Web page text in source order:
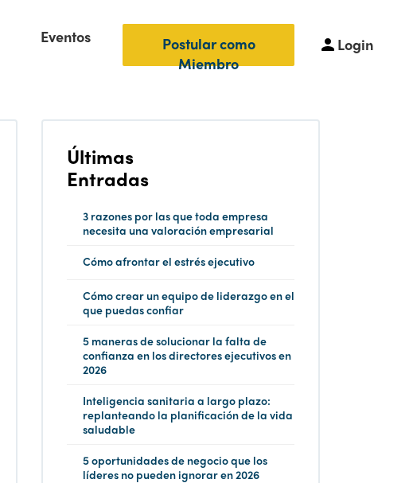
Eventos
Postular como
Miembro
Login
Últimas
Entradas
3 razones por las que toda empresa
necesita una valoración empresarial
Cómo afrontar el estrés ejecutivo
Cómo crear un equipo de liderazgo en el
que puedas confiar
5 maneras de solucionar la falta de
confianza en los directores ejecutivos en
2026
Inteligencia sanitaria a largo plazo:
replanteando la planificación de la vida
saludable
5 oportunidades de negocio que los
líderes no pueden ignorar en 2026